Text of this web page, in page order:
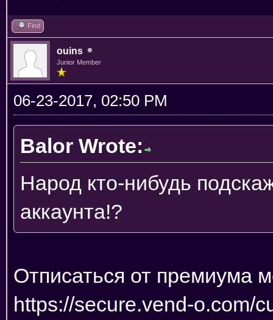
Find
ouins
Junior Member
06-23-2017, 02:50 PM
Balor Wrote:
Народ кто-нибудь
аккаунта!?
Отписаться от премиума
https://secure.vend-o.com/